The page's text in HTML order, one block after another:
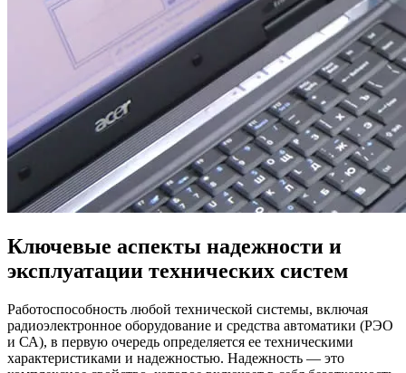
Ключевые аспекты надежности и
эксплуатации технических систем
Работоспособность любой технической системы, включая
радиоэлектронное оборудование и средства автоматики (РЭО
и СА), в первую очередь определяется ее техническими
характеристиками и надежностью. Надежность — это